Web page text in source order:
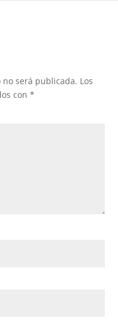
será publicada. Los
con*